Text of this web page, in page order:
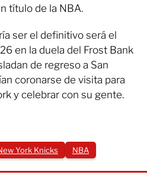
título de la NBA.
ser el definitivo será el
en la duela del Frost Bank
de regreso a San
coronarse de visita para
y celebrar con su gente.
York Knicks NBA